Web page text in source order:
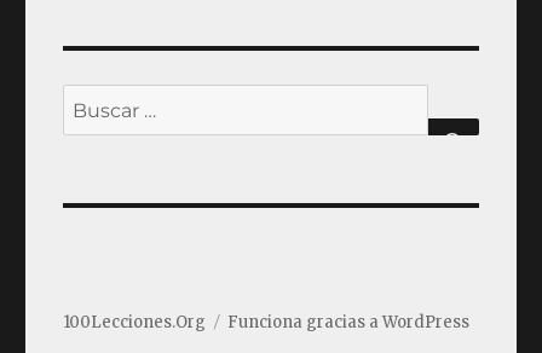
Buscar
por:
100Lecciones.Org Funciona gracias a WordPress